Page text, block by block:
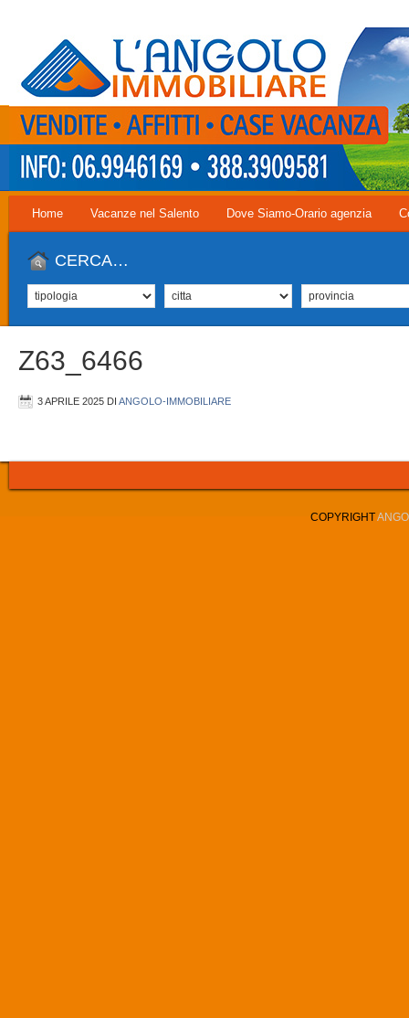
Home Vacanze nel Salento Dove Siamo-Orario agenzia
CERCA…
Z63_6466
3 APRILE 2025 DI ANGOLO-IMMOBILIARE
COPYRIGHT